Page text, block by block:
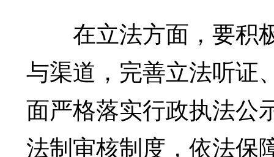
在立法方面，要积
与渠道，完善立法听证
面严格落实行政执法公
法制审核制度，依法保